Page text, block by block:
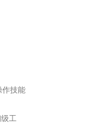
作技能
工